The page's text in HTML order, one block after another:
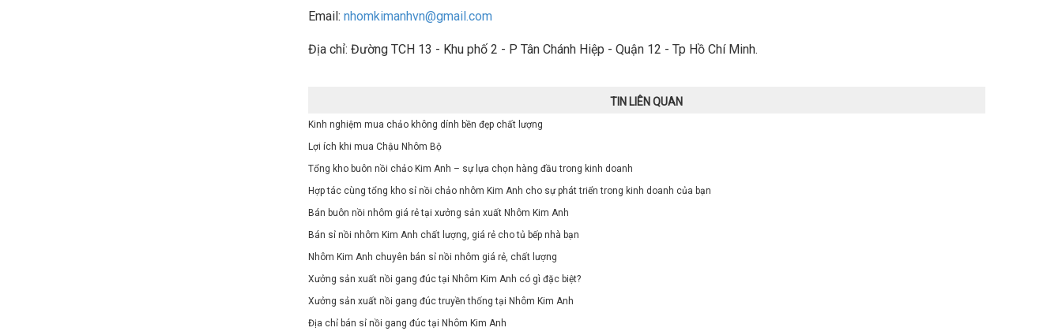
Email: nhomkimanhvn@gmail.com
Địa chỉ: Đường TCH 13 - Khu phố 2 - P Tân Chánh Hiệp - Quận 12 - Tp Hồ Chí Minh.
TIN LIÊN QUAN
Kinh nghiệm mua chảo không dính bền đẹp chất lượng
Lợi ích khi mua Chậu Nhôm Bộ
Tổng kho buôn nồi chảo Kim Anh – sự lựa chọn hàng đầu trong kinh doanh
Hợp tác cùng tổng kho sỉ nồi chảo nhôm Kim Anh cho sự phát triển trong kinh doanh của bạn
Bán buôn nồi nhôm giá rẻ tại xưởng sản xuất Nhôm Kim Anh
Bán sỉ nồi nhôm Kim Anh chất lượng, giá rẻ cho tủ bếp nhà bạn
Nhôm Kim Anh chuyên bán sỉ nồi nhôm giá rẻ, chất lượng
Xưởng sản xuất nồi gang đúc tại Nhôm Kim Anh có gì đặc biệt?
Xưởng sản xuất nồi gang đúc truyền thống tại Nhôm Kim Anh
Địa chỉ bán sỉ nồi gang đúc tại Nhôm Kim Anh